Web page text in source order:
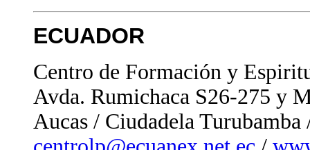
ECUADOR
Centro de Formación y
Avda. Rumichaca S26-275 y
Aucas / Ciudadela